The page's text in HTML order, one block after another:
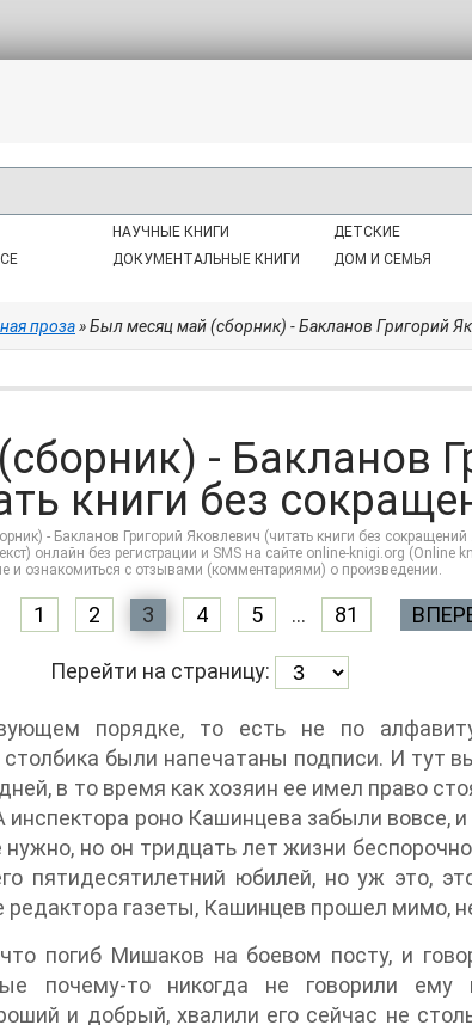
НАУЧНЫЕ КНИГИ
ДОКУМЕНТАЛЬНЫЕ КНИГИ
ДЕТСКИЕ
ДОМ И СЕМЬЯ
проза» Был месяц май (сборник) - Бакланов Григорий
- Бакланов
книги без
- Бакланов Григорий Яковлевич (читать книги без
онлайн без регистрации и SMS на сайте online-knigi.org (Online
и ознакомиться с отзывами (комментариями) о произведении.
1 2 3 4 5 ... 81
Перейти на страницу:
порядке, то есть не по
были напечатаны подписи. И тут
в то время как хозяин ее имел право
роно Кашинцева забыли вовсе,
нужно, но он тридцать лет жизни
пятидесятилетний юбилей, но уж это,
редактора газеты, Кашинцев прошел мимо,
погиб Мишаков на боевом посту, и
почему-то никогда не говорили
и добрый, хвалили его сейчас не